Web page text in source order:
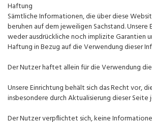
Haftung
Sämtliche Informationen, die über diese
beruhen auf dem jeweiligen Sachstand.
weder ausdrückliche noch implizite Garantien
Haftung in Bezug auf die Verwendung dieser
Der Nutzer haftet allein für die Verwendung
Unsere Einrichtung behält sich das Recht vor,
insbesondere durch Aktualisierung dieser
Der Nutzer verpflichtet sich, keine